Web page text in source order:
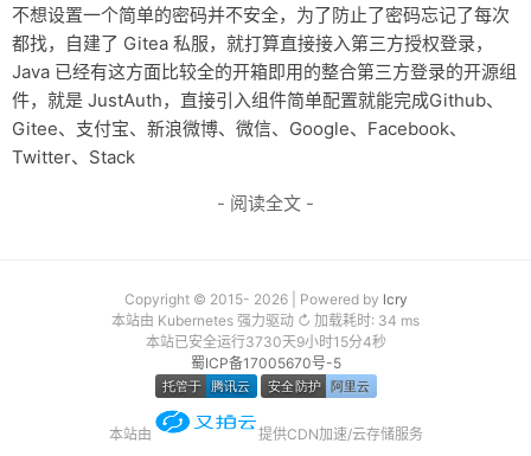
技术
教程
生活
归档
友链
关于
不想设置一个简单的密码并不安全，为了防止了密码忘记了每次
都找，自建了 Gitea 私服，就打算直接接入第三方授权登录，
Java 已经有这方面比较全的开箱即用的整合第三方登录的开源组
件，就是 JustAuth，直接引入组件简单配置就能完成Github、
Gitee、支付宝、新浪微博、微信、Google、Facebook、
Twitter、Stack
- 阅读全文 -
Copyright © 2015- 2026 | Powered by lcry
本站由 Kubernetes 强力驱动 ↻ 加载耗时: 34 ms
本站已安全运行3730天9小时15分4秒
蜀ICP备17005670号-5
本站由 提供CDN加速/云存储服务